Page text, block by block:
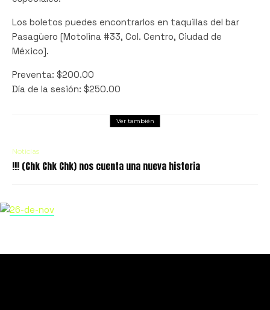
Los boletos puedes encontrarlos en taquillas del bar
Pasagüero [Motolina #33, Col. Centro, Ciudad de
México].
Preventa: $200.00
Día de la sesión: $250.00
Ver también
Noticias
!!! (Chk Chk Chk) nos cuenta una nueva historia